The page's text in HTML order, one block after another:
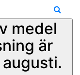
medel
är